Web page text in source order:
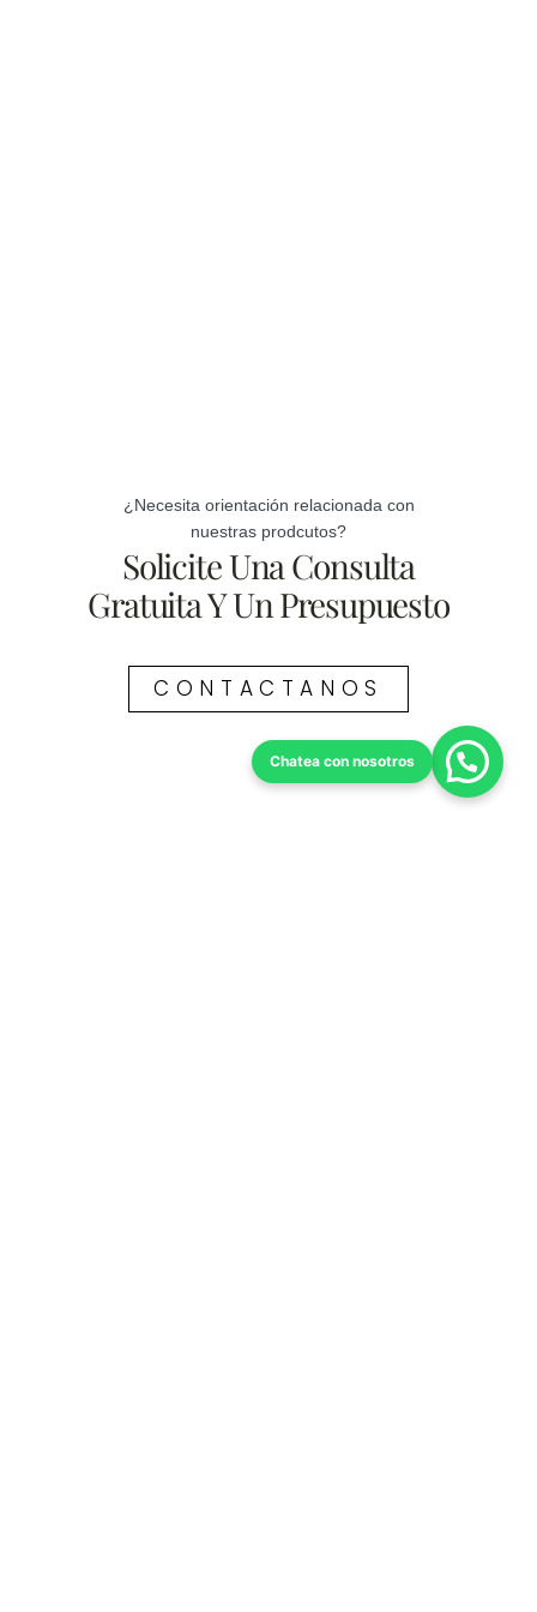
¿Necesita orientación relacionada con
nuestras prodcutos?
Solicite Una Consulta
Gratuita Y Un Presupuesto
CONTACTANOS